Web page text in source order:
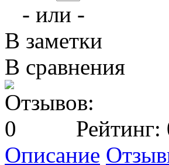
- или -
В заметки
В сравнения
Рейтинг:
Описание